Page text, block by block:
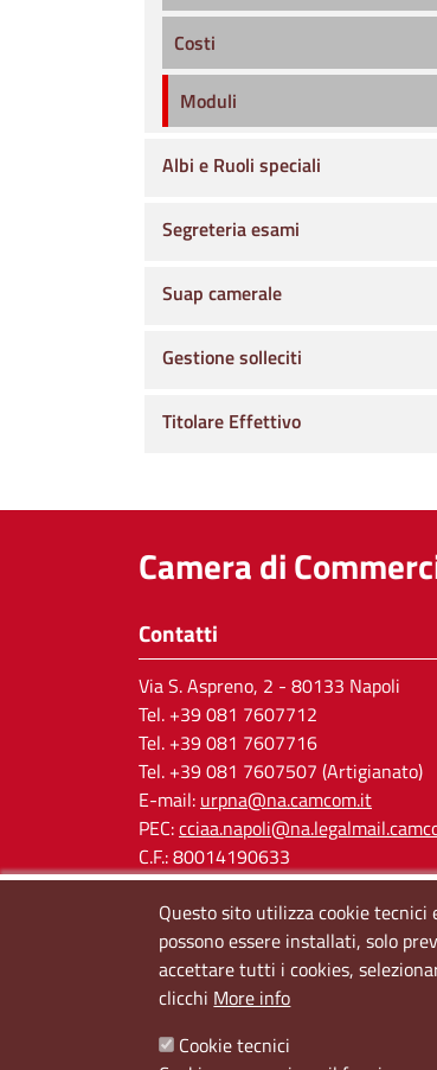
Costi
Moduli
Albi e Ruoli speciali
Segreteria esami
Suap camerale
Gestione solleciti
Titolare Effettivo
Camera di
Contatti
Via S. Aspreno, 2 - 80133 Napoli
Tel. +39 081 7607712
Tel. +39 081 7607716
Tel. +39 081 7607507 (Artigianato)
E-mail: urpna@na.camcom.it
PEC:
C.F.: 80014190633
P.IVA: 03121650638
Cod. IPA: cciaa_na
Questo sito utilizza cookie
possono essere installati, solo
accettare tutti i cookies,
clicchi More info
Cookie tecnici